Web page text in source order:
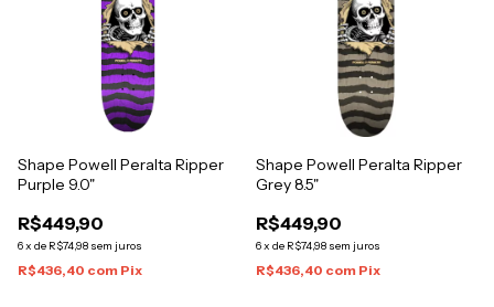
Shape Powell Peralta Ripper
Purple 9.0"
R$449,90
6x de R$74,98 sem juros
R$436,40 com Pix
Shape Powell Peralta Ripper
Grey 8.5"
R$449,90
6x de R$74,98 sem juros
R$436,40 com Pix